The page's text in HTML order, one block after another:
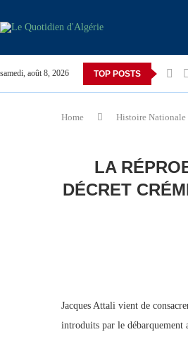
samedi, août 8, 2026 TOP POSTS
Home Histoire Nationale
LA
DÉCRET
Jacques Attali vient de
introduits par le débarquement